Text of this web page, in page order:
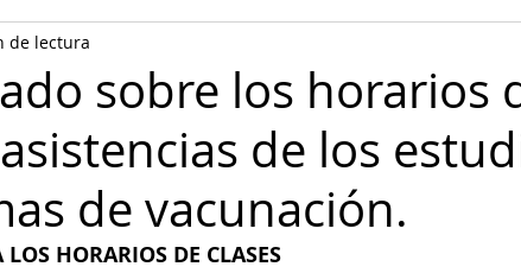
Integral en Turismo
Rectoría Democracia
sobre los horarios
de los
de vacunación.
de lectura
HORARIOS DE CLASES